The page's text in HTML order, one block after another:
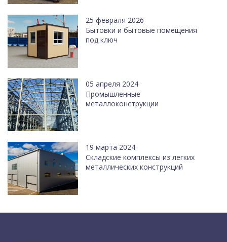
25 февраля 2026
Бытовки и бытовые помещения
под ключ
05 апреля 2024
Промышленные
металлоконструкции
19 марта 2024
Cкладские комплексы из легких
металлических конструкций